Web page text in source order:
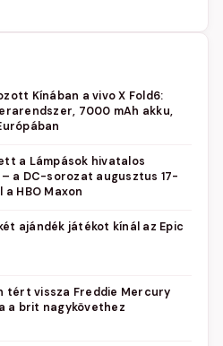
Kínában a vivo X Fold6:
7000 mAh akku,
a Lámpások hivatalos
a DC-sorozat augusztus 17-
HBO Maxon
ajándék játékot kínál az Epic
tért vissza Freddie Mercury
a brit nagykövethez